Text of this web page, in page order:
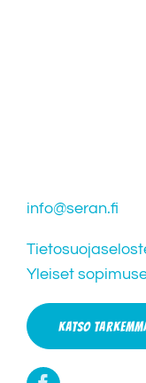
info@seran.fi
Yleiset
KATSO